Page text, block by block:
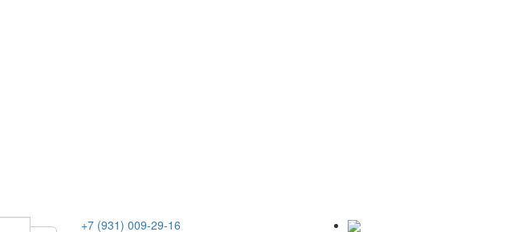
+7 (931) 009-29-16